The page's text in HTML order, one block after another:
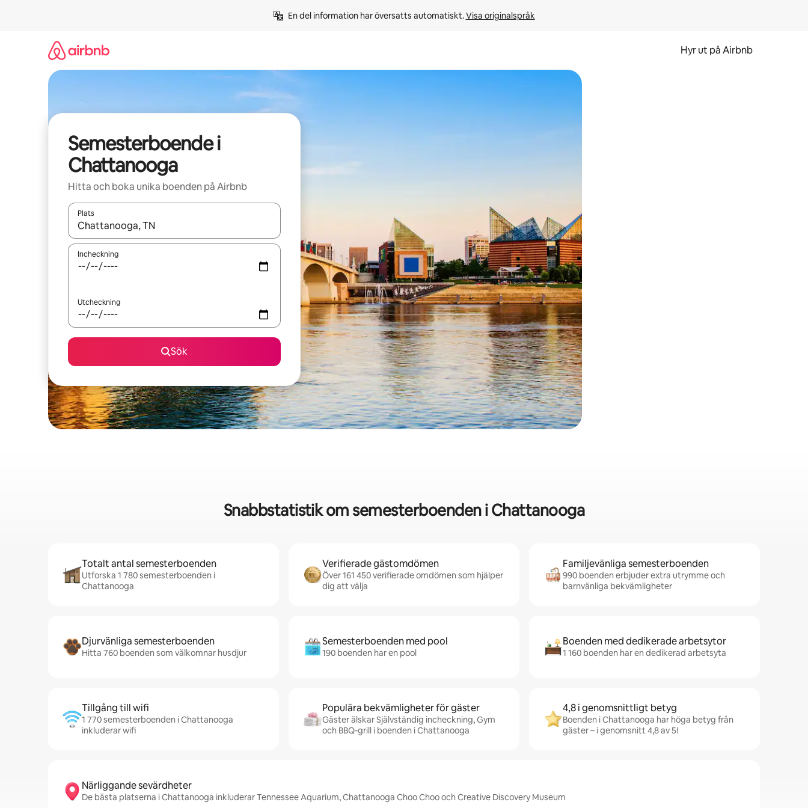
En del information har översatts automatiskt. Visa originalspråk
Hyr ut på Airbnb
Semesterboende i
Chattanooga
Hitta och boka unika boenden på Airbnb
Plats
När resultaten är tillgängliga kan du navigera med upp- och nedåtpilarna eller utforska genom att trycka eller svepa.
Incheckning
Utcheckning
Sök
Snabbstatistik om semesterboenden i Chattanooga
Totalt antal semesterboenden
Utforska 1 780 semesterboenden i
Chattanooga
Verifierade gästomdömen
Över 161 450 verifierade omdömen som hjälper
dig att välja
Familjevänliga semesterboenden
990 boenden erbjuder extra utrymme och
barnvänliga bekvämligheter
Djurvänliga semesterboenden
Hitta 760 boenden som välkomnar husdjur
Semesterboenden med pool
190 boenden har en pool
Boenden med dedikerade arbetsytor
1 160 boenden har en dedikerad arbetsyta
Tillgång till wifi
1 770 semesterboenden i Chattanooga
inkluderar wifi
Populära bekvämligheter för gäster
Gäster älskar Självständig incheckning, Gym
och BBQ-grill i boenden i Chattanooga
4,8 i genomsnittligt betyg
Boenden i Chattanooga har höga betyg från
gäster – i genomsnitt 4,8 av 5!
Närliggande sevärdheter
De bästa platserna i Chattanooga inkluderar Tennessee Aquarium, Chattanooga Choo Choo och Creative Discovery Museum